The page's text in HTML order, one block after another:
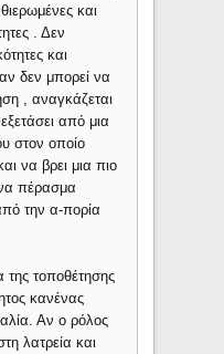
και
. Δεν
και
δεν μπορεί να
, αναγκάζεται
από μια
στον οποίο
να βρει μια πιο
πέρασμα
την α-πορία
τοποθέτησης
κανένας
Αν ο ρόλος
λατρεία και